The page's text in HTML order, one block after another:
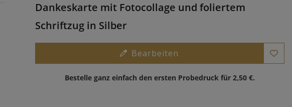
Dankeskarte mit Fotocollage und foliertem
Schriftzug in Silber
Bearbeiten
Bestelle ganz einfach den ersten Probedruck für 2,50 €.